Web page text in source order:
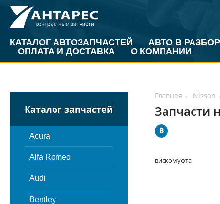
КАТАЛОГ АВТОЗАПЧАСТЕЙ
АВТО В РАЗБОР
ОПЛАТА И ДОСТАВКА
О КОМПАНИИ
Каталог запчастей
Acura
Alfa Romeo
Audi
Bentley
Главная ← Nissan
Запчасти
В
вискомуфта